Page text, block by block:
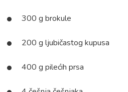
300 g brokule
200 g ljubičastog kupusa
400 g pilećih prsa